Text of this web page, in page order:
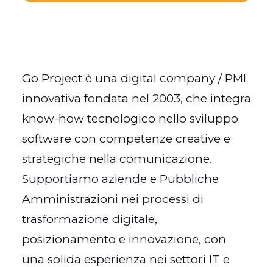
Go Project è una digital company / PMI
innovativa fondata nel 2003, che integra
know-how tecnologico nello sviluppo
software con competenze creative e
strategiche nella comunicazione.
Supportiamo aziende e Pubbliche
Amministrazioni nei processi di
trasformazione digitale,
posizionamento e innovazione, con
una solida esperienza nei settori IT e